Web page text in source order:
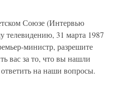
Союзе (Интервью
телевидению, 31 марта 1987
министр, разрешите
вас за то, что вы нашли
на наши вопросы.